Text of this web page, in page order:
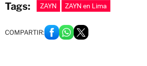
Tags: ZAYN ZAYN en Lima
COMPARTIR: